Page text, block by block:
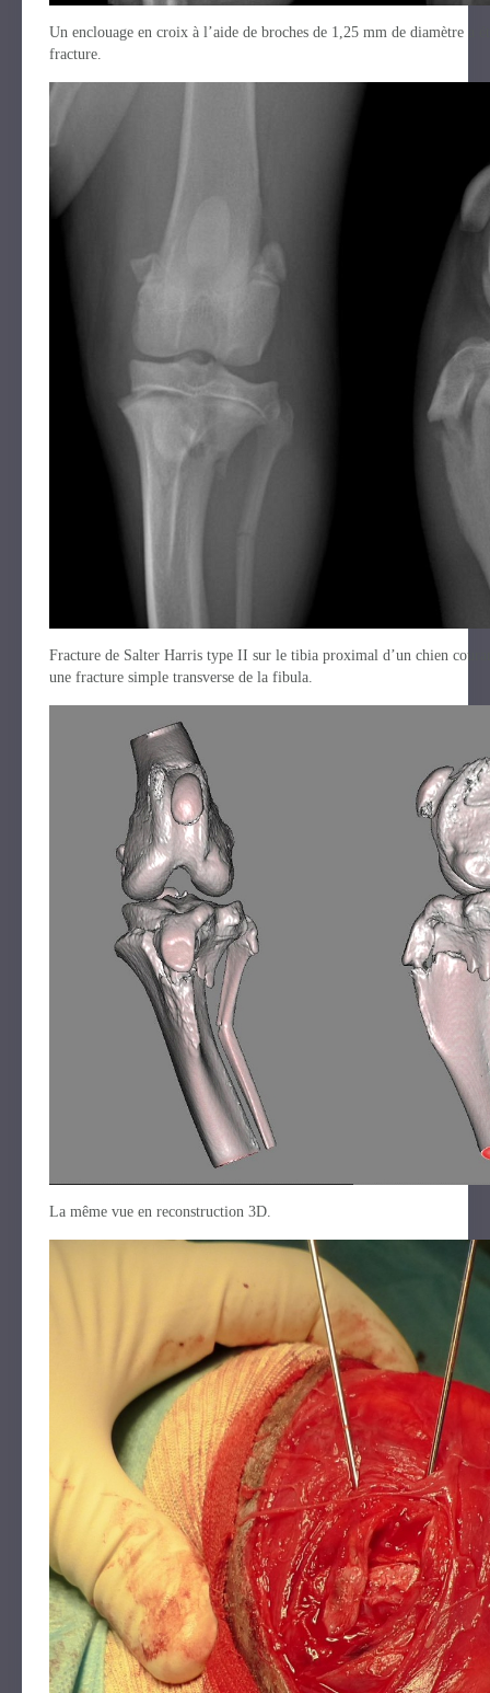
Un enclouage en croix à l’aide de broches de 1,25 mm de diamètre a
fracture.
Fracture de Salter Harris type II sur le tibia proximal d’un chien
une fracture simple transverse de la fibula.
La même vue en reconstruction 3D.